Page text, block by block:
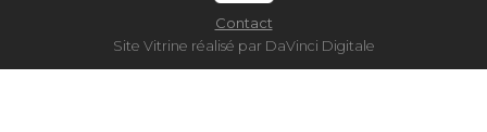
Site Vitrine réalisé par DaVinci Digitale
Contact